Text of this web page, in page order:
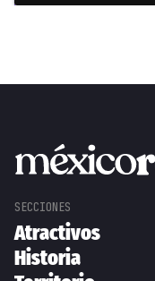
Atractivos
Historia